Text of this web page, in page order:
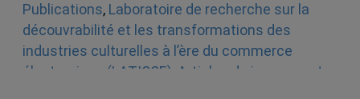
Publications, Laboratoire de recherche sur la
découvrabilité et les transformations des
industries culturelles à l’ère du commerce
électronique (LATICCE)
Articles de journaux et